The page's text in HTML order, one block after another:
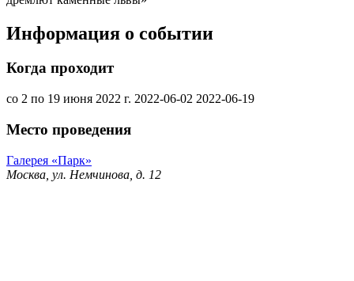
Информация о событии
Когда проходит
со 2 по 19 июня 2022 г. 2022-06-02 2022-06-19
Место проведения
Галерея «Парк»
Москва, ул. Немчинова, д. 12